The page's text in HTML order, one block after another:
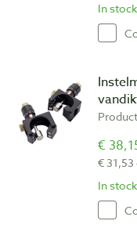
In stock
€
€ 31,53
In stock